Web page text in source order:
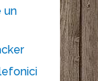
un